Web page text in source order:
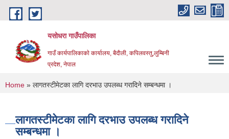
Skip to main content
यसोधरा गाउँपालिका
गाउँ कार्यपालिकाकाे कार्यालय, बैदाैली, कपिलवस्तु,लुम्बिनी
प्रदेश, नेपाल
You are here
Home » लागतस्टीमेटका लागि दरभाउ उपलब्ध गरादिने सम्बन्धमा ।
लागतस्टीमेटका लागि दरभाउ उपलब्ध गरादिने
सम्बन्धमा ।